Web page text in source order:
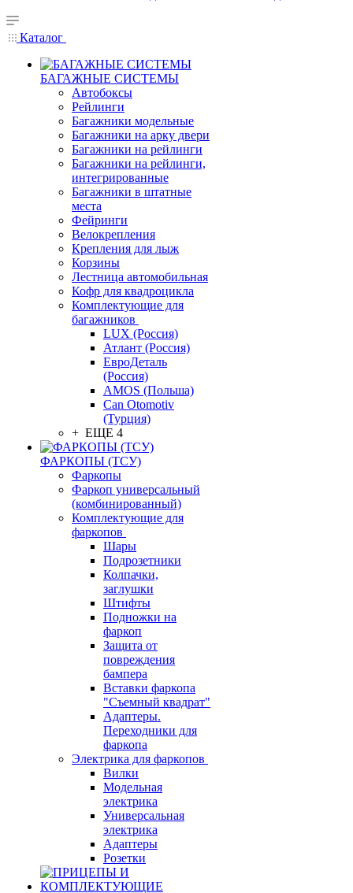
Каталог
БАГАЖНЫЕ СИСТЕМЫ
Автобоксы
Рейлинги
Багажники модельные
Багажники на арку двери
Багажники на рейлинги
Багажники на рейлинги,
интегрированные
Багажники в штатные
места
Фейринги
Велокрепления
Крепления для лыж
Корзины
Лестница автомобильная
Кофр для квадроцикла
Комплектующие для
багажников
LUX (Россия)
Атлант (Россия)
ЕвроДеталь
(Россия)
AMOS (Польша)
Can Otomotiv
(Турция)
+ ЕЩЕ 4
ФАРКОПЫ (ТСУ)
Фаркопы
Фаркоп универсальный
(комбинированный)
Комплектующие для
фаркопов
Шары
Подрозетники
Колпачки,
заглушки
Штифты
Подножки на
фаркоп
Защита от
повреждения
бампера
Вставки фаркопа
"Съемный квадрат"
Адаптеры.
Переходники для
фаркопа
Электрика для фаркопов
Вилки
Модельная
электрика
Универсальная
электрика
Адаптеры
Розетки